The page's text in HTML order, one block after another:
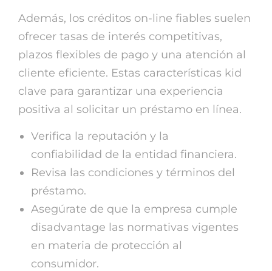
Además, los créditos on-line fiables suelen
ofrecer tasas de interés competitivas,
plazos flexibles de pago y una atención al
cliente eficiente. Estas características kid
clave para garantizar una experiencia
positiva al solicitar un préstamo en línea.
Verifica la reputación y la
confiabilidad de la entidad financiera.
Revisa las condiciones y términos del
préstamo.
Asegúrate de que la empresa cumple
disadvantage las normativas vigentes
en materia de protección al
consumidor.